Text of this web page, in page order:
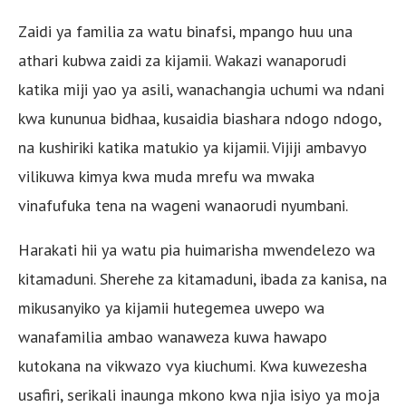
Zaidi ya familia za watu binafsi, mpango huu una
athari kubwa zaidi za kijamii. Wakazi wanaporudi
katika miji yao ya asili, wanachangia uchumi wa ndani
kwa kununua bidhaa, kusaidia biashara ndogo ndogo,
na kushiriki katika matukio ya kijamii. Vijiji ambavyo
vilikuwa kimya kwa muda mrefu wa mwaka
vinafufuka tena na wageni wanaorudi nyumbani.
Harakati hii ya watu pia huimarisha mwendelezo wa
kitamaduni. Sherehe za kitamaduni, ibada za kanisa, na
mikusanyiko ya kijamii hutegemea uwepo wa
wanafamilia ambao wanaweza kuwa hawapo
kutokana na vikwazo vya kiuchumi. Kwa kuwezesha
usafiri, serikali inaunga mkono kwa njia isiyo ya moja